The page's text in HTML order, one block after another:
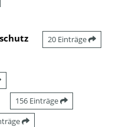
20 Einträge
156 Einträge